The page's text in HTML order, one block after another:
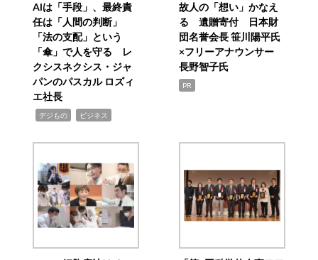
AIは「手段」、最終責
任は「人間の判断」
「法の支配」という
「傘」で人を守る レ
クシスネクシス・ジャ
パンのパスカル ロズィ
エ社長
デジもの ビジネス
故人の「想い」かなえ
る 遺贈寄付 日本財
団名誉会長 笹川陽平氏
×フリーアナウンサー
長野智子氏
PR